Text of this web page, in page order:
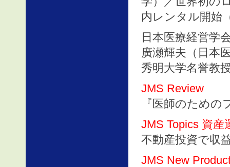
内レンタル開始
日本医療経営学
廣瀬輝夫（日本
秀明大学名誉教
JMS Review
『医師のため
JMS Topics 資産
不動産投資で収
JMS New